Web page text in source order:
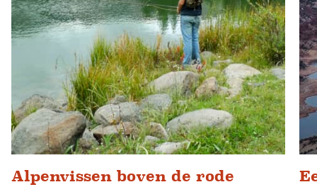
Alpenvissen boven de rode